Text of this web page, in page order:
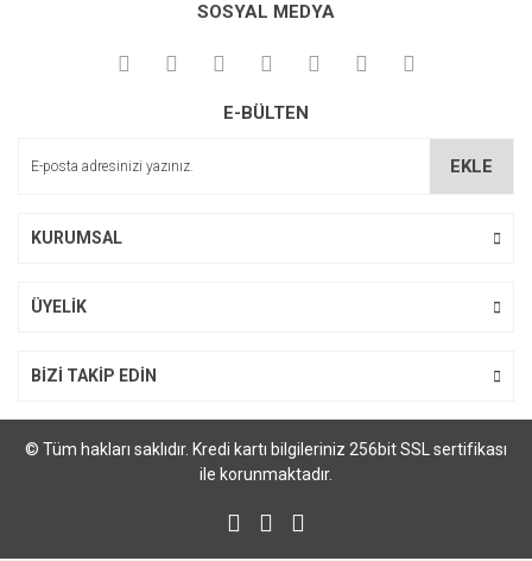
SOSYAL MEDYA
E-BÜLTEN
EKLE
KURUMSAL
ÜYELİK
BİZİ TAKİP EDİN
© Tüm hakları saklıdır. Kredi kartı bilgileriniz 256bit SSL sertifikası
ile korunmaktadır.